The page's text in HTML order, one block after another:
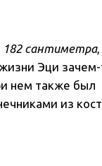
182 сантиметра,
Эци
нем также был
из